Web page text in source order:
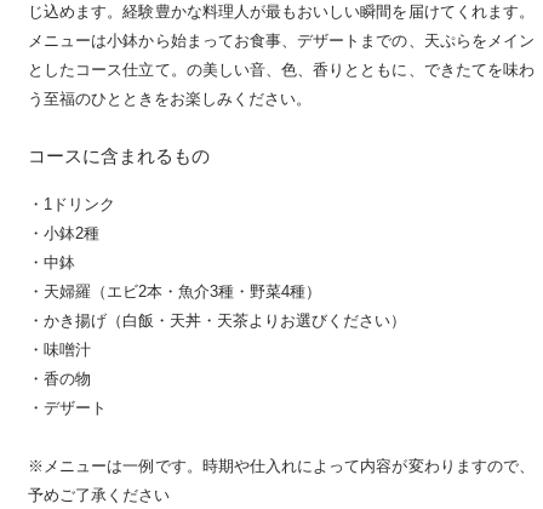
じ込めます。経験豊かな料理人が最もおいしい瞬間を届けてくれます。
メニューは小鉢から始まってお食事、デザートまでの、天ぷらをメイン
としたコース仕立て。の美しい音、色、香りとともに、できたてを味わ
う至福のひとときをお楽しみください。
コースに含まれるもの
・1ドリンク
・小鉢2種
・中鉢
・天婦羅（エビ2本・魚介3種・野菜4種）
・かき揚げ（白飯・天丼・天茶よりお選びください）
・味噌汁
・香の物
・デザート
※メニューは一例です。時期や仕入れによって内容が変わりますので、
予めご了承ください